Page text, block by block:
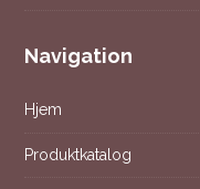
Navigation
Hjem
Produktkatalog